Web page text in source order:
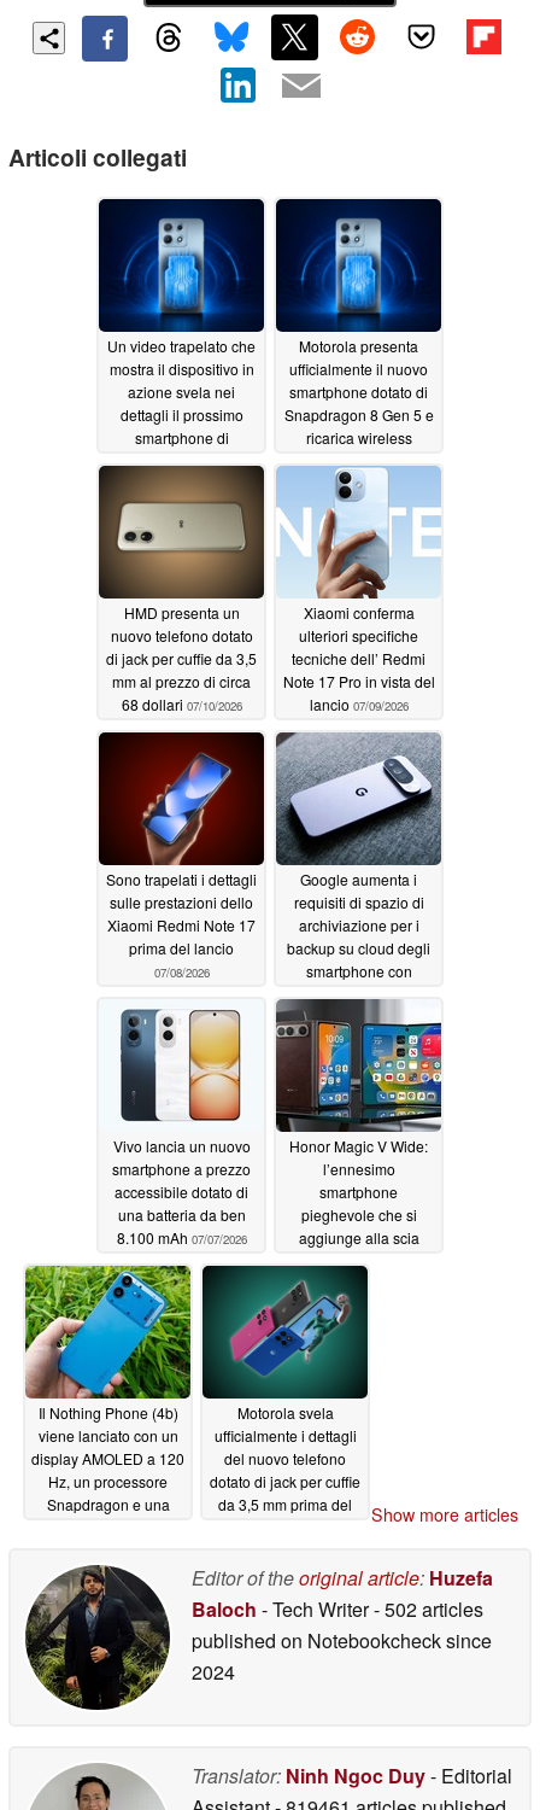
Articoli collegati
Un video trapelato che
mostra il dispositivo in
azione svela nei
dettagli il prossimo
smartphone di
Motorola07/13/2026
Motorola presenta
ufficialmente il nuovo
smartphone dotato di
Snapdragon 8 Gen 5 e
ricarica wireless
magnetica07/11/2026
HMD presenta un
nuovo telefono dotato
di jack per cuffie da 3,5
mm al prezzo di circa
68 dollari 07/10/2026
Xiaomi conferma
ulteriori specifiche
tecniche dell’ Redmi
Note 17 Pro in vista del
lancio 07/09/2026
Sono trapelati i dettagli
sulle prestazioni dello
Xiaomi Redmi Note 17
prima del lancio
07/08/2026
Google aumenta i
requisiti di spazio di
archiviazione per i
backup su cloud degli
smartphone con
sistema operativo "
Android "
Vivo lancia un nuovo
smartphone a prezzo
accessibile dotato di
una batteria da ben
8.100 mAh 07/07/2026
Honor Magic V Wide:
l’ennesimo
smartphone
pieghevole che si
aggiunge alla scia
dell’iPhone Ultra,
dotato di una batteria
di grande capacità
07/07/2026
Il Nothing Phone (4b)
viene lanciato con un
display AMOLED a 120
Hz, un processore
Snapdragon e una
Motorola svela
ufficialmente i dettagli
del nuovo telefono
dotato di jack per cuffie
da 3,5 mm prima del
Show more articles
Editor of theoriginal article: Huzefa
Baloch - Tech Writer- 502 articles
published on Notebookchecksince
2024
Translator: Ninh Ngoc Duy- Editorial